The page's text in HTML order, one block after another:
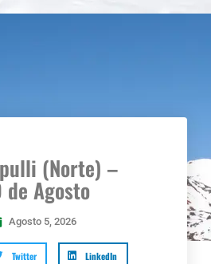
(Norte) –
Agosto
Agosto 5, 2026
Twitter LinkedIn